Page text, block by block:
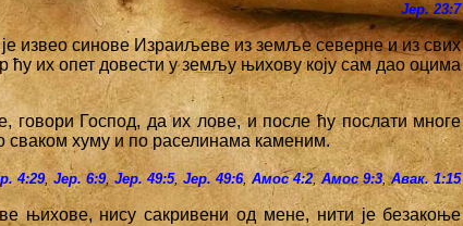
Јер. 23:7
је извео синове Израиљеве из земље северне и из свих
ћу их опет довести у земљу њихову коју сам дао оцима
говори Господ, да их лове, и после ћу послати многе
сваком хуму и по раселинама каменим.
4:29,Јер. 6:9,Јер. 49:5,Јер. 49:6,Амос 4:2,Амос 9:3,Авак. 1:15
њихове, нису сакривени од мене, нити је безакоње